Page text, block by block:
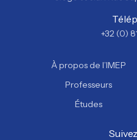
+32 (0)
À propos de l’IMEP
Professeurs
Études